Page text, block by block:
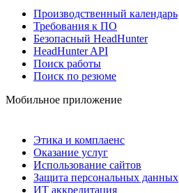
Производственный календарь
Требования к ПО
Безопасный HeadHunter
HeadHunter API
Поиск работы
Поиск по резюме
Мобильное приложение
Этика и комплаенс
Оказание услуг
Использование сайтов
Защита персональных данных
ИТ аккредитация